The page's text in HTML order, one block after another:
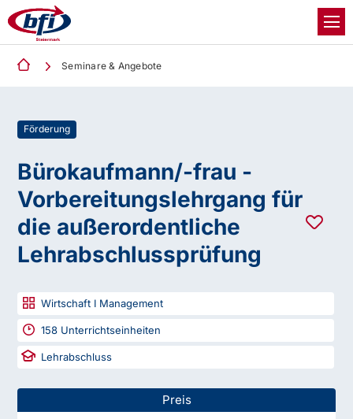
Seminare & Angebote
Förderung
Bürokaufmann/-frau -
Vorbereitungslehrgang für
die außerordentliche
Lehrabschlussprüfung
Wirtschaft I Management
158 Unterrichtseinheiten
Lehrabschluss
Preis